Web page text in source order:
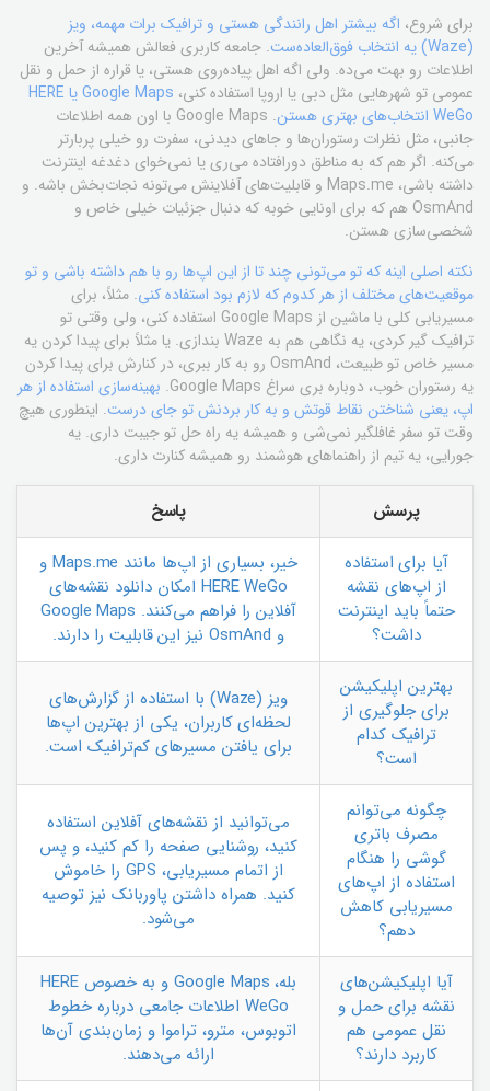
برای شروع، اگه بیشتر اهل رانندگی هستی و ترافیک برات مهمه، ویز
(Waze) یه انتخاب فوق‌العاده‌ست
. جامعه کاربری فعالش همیشه آخرین
اطلاعات رو بهت می‌ده. ولی اگه اهل پیاده‌روی هستی، یا قراره از حمل و نقل
عمومی تو شهرهایی مثل دبی یا اروپا استفاده کنی،
Google Maps یا HERE
WeGo انتخاب‌های بهتری هستن
. Google Maps با اون همه اطلاعات
جانبی، مثل نظرات رستوران‌ها و جاهای دیدنی، سفرت رو خیلی پربارتر
می‌کنه. اگر هم که به مناطق دورافتاده می‌ری یا نمی‌خوای دغدغه اینترنت
داشته باشی، Maps.me و قابلیت‌های آفلاینش می‌تونه نجات‌بخش باشه. و
OsmAnd هم که برای اونایی خوبه که دنبال جزئیات خیلی خاص و
شخصی‌سازی هستن.
نکته اصلی اینه که تو می‌تونی چند تا از این اپ‌ها رو با هم داشته باشی و تو
موقعیت‌های مختلف از هر کدوم که لازم بود استفاده کنی. مثلاً، برای
مسیریابی کلی با ماشین از Google Maps استفاده کنی، ولی وقتی تو
ترافیک گیر کردی، یه نگاهی هم به Waze بندازی. یا مثلاً برای پیدا کردن یه
مسیر خاص تو طبیعت، OsmAnd رو به کار ببری، در کنارش برای پیدا کردن
یه رستوران خوب، دوباره بری سراغ Google Maps.
بهینه‌سازی استفاده از هر
اپ، یعنی شناختن نقاط قوتش و به کار بردنش تو جای درست. اینطوری هیچ
وقت تو سفر غافلگیر نمی‌شی و همیشه یه راه حل تو جیبت داری. یه
جورایی، یه تیم از راهنماهای هوشمند رو همیشه کنارت داری.
پرسش
پاسخ
آیا برای استفاده
از اپ‌های نقشه
حتماً باید اینترنت
داشت؟
خیر، بسیاری از اپ‌ها مانند Maps.me و
HERE WeGo امکان دانلود نقشه‌های
آفلاین را فراهم می‌کنند. Google Maps
و OsmAnd نیز این قابلیت را دارند.
بهترین اپلیکیشن
برای جلوگیری از
ترافیک کدام
است؟
ویز (Waze) با استفاده از گزارش‌های
لحظه‌ای کاربران، یکی از بهترین اپ‌ها
برای یافتن مسیرهای کم‌ترافیک است.
چگونه می‌توانم
مصرف باتری
گوشی را هنگام
استفاده از اپ‌های
مسیریابی کاهش
دهم؟
می‌توانید از نقشه‌های آفلاین استفاده
کنید، روشنایی صفحه را کم کنید، و پس
از اتمام مسیریابی، GPS را خاموش
کنید. همراه داشتن پاوربانک نیز توصیه
می‌شود.
آیا اپلیکیشن‌های
نقشه برای حمل و
نقل عمومی هم
کاربرد دارند؟
بله، Google Maps و به خصوص HERE
WeGo اطلاعات جامعی درباره خطوط
اتوبوس، مترو، تراموا و زمان‌بندی آن‌ها
ارائه می‌دهند.